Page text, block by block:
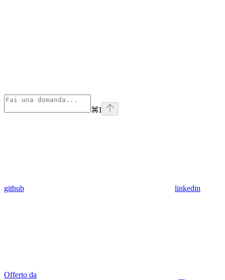
⌘I
github linkedin
Offerto da